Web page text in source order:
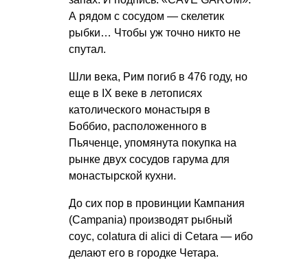
А рядом с сосудом — скелетик
рыбки… Чтобы уж точно никто не
спутал.
Шли века, Рим погиб в 476 году, но
еще в IX веке в летописях
католического монастыря в
Боббио, расположенного в
Пьяченце, упомянута покупка на
рынке двух сосудов гарума для
монастырской кухни.
До сих пор в провинции Кампания
(Campania) производят рыбный
соус, colatura di alici di Cetara — ибо
делают его в городке Четара.